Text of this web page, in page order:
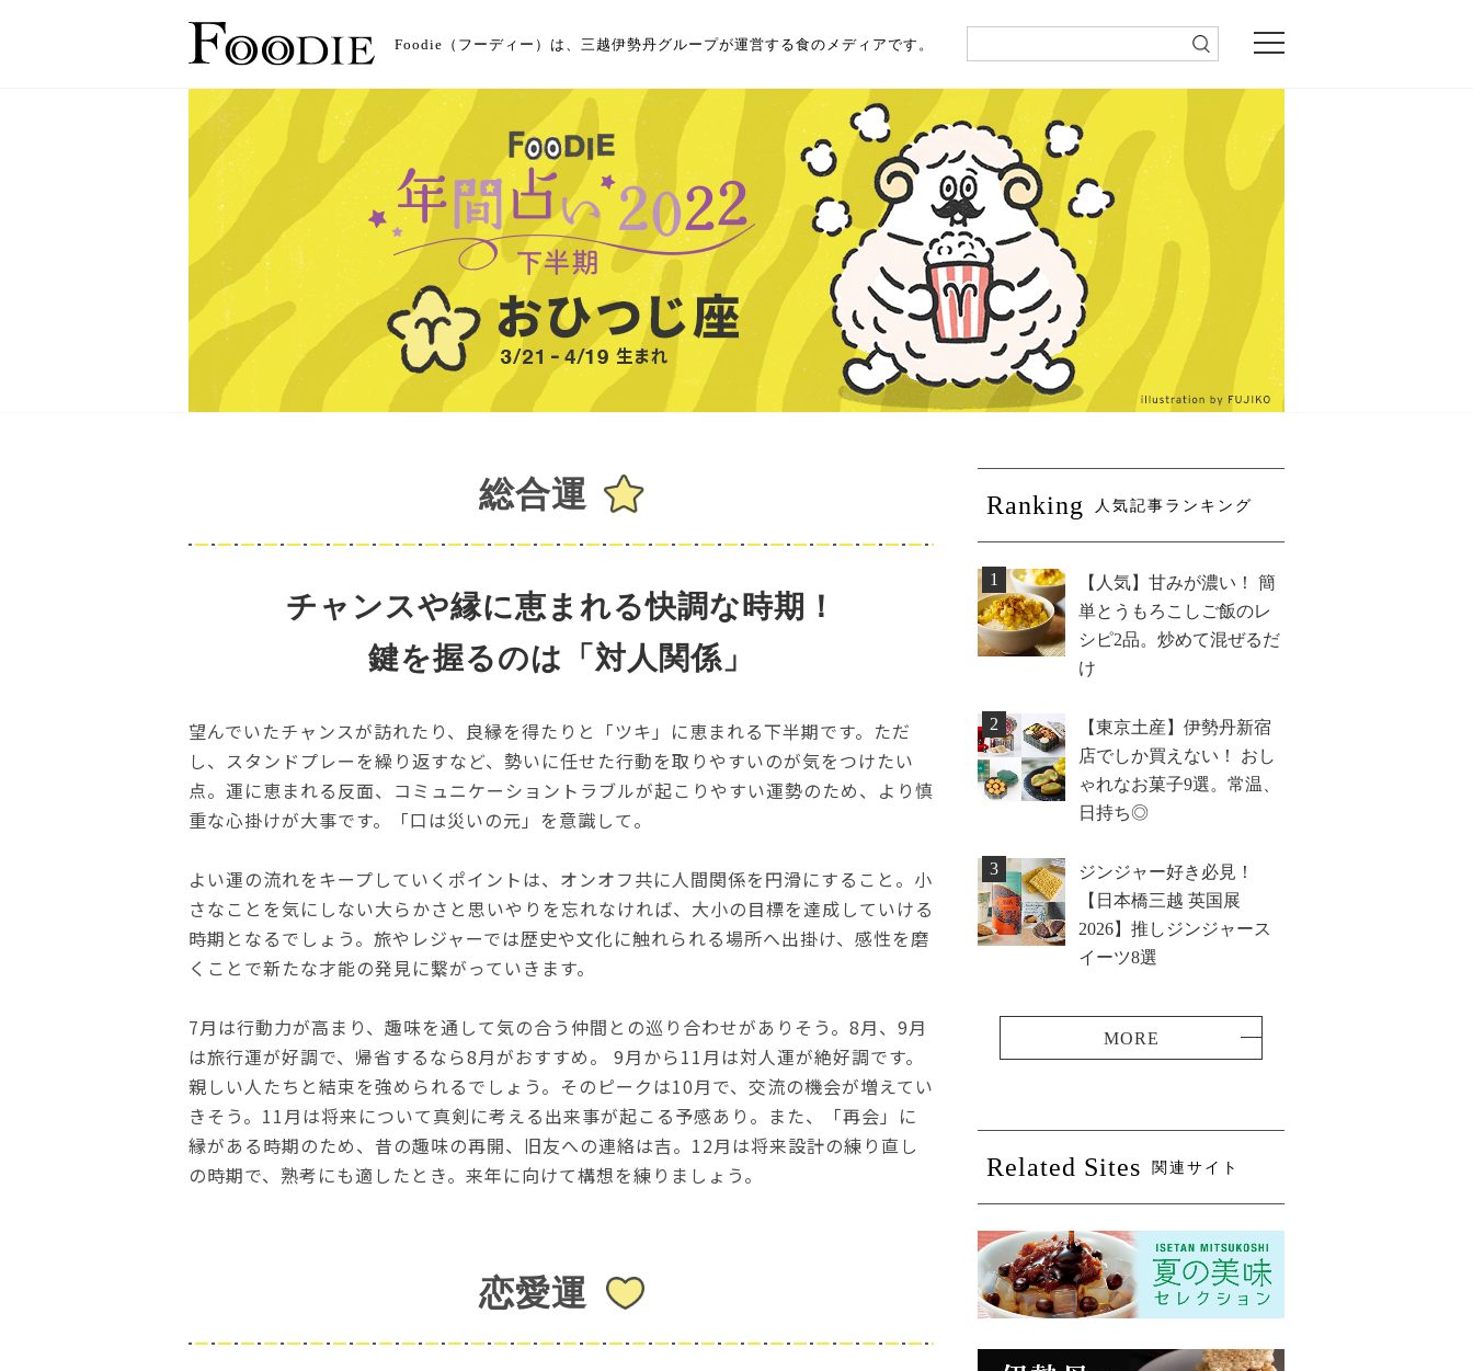
Foodie（フーディー）は、三越伊勢丹グループが運営する食のメディアです。
総合運
チャンスや縁に恵まれる快調な時期！
鍵を握るのは「対人関係」
望んでいたチャンスが訪れたり、良縁を得たりと「ツキ」に恵まれる下半期です。ただ
し、スタンドプレーを繰り返すなど、勢いに任せた行動を取りやすいのが気をつけたい
点。運に恵まれる反面、コミュニケーショントラブルが起こりやすい運勢のため、より慎
重な心掛けが大事です。「口は災いの元」を意識して。
よい運の流れをキープしていくポイントは、オンオフ共に人間関係を円滑にすること。小
さなことを気にしない大らかさと思いやりを忘れなければ、大小の目標を達成していける
時期となるでしょう。旅やレジャーでは歴史や文化に触れられる場所へ出掛け、感性を磨
くことで新たな才能の発見に繋がっていきます。
7月は行動力が高まり、趣味を通して気の合う仲間との巡り合わせがありそう。8月、9月
は旅行運が好調で、帰省するなら8月がおすすめ。 9月から11月は対人運が絶好調です。
親しい人たちと結束を強められるでしょう。そのピークは10月で、交流の機会が増えてい
きそう。11月は将来について真剣に考える出来事が起こる予感あり。また、「再会」に
縁がある時期のため、昔の趣味の再開、旧友への連絡は吉。12月は将来設計の練り直し
の時期で、熟考にも適したとき。来年に向けて構想を練りましょう。
恋愛運
Ranking 人気記事ランキング
1
【人気】甘みが濃い！ 簡
単とうもろこしご飯のレ
シピ2品。炒めて混ぜるだ
け
2
【東京土産】伊勢丹新宿
店でしか買えない！ おし
ゃれなお菓子9選。常温、
日持ち◎
3
ジンジャー好き必見！
【日本橋三越 英国展
2026】推しジンジャース
イーツ8選
Related Sites 関連サイト